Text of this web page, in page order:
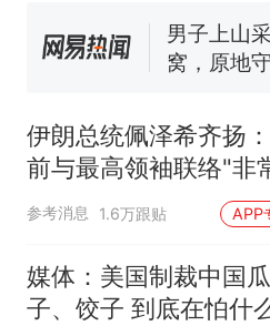
协会回应
男子上山
窝，原地
回大海 目
来源：参
笔试第一
官方通报
那个
人生
伊朗总统佩泽希齐扬
前与最高领袖联络"非
难"
参考消息 1.6万跟贴 APP
媒体：美国制裁中国瓜
子、饺子 到底在怕什